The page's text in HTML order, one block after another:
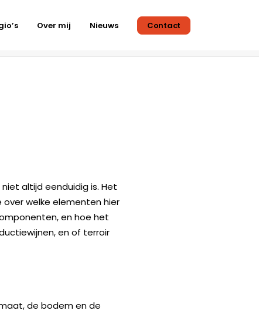
Over mij Nieuws Contact
altijd eenduidig is. Het
over welke elementen hier
en hoe het
en of terroir
de bodem en de